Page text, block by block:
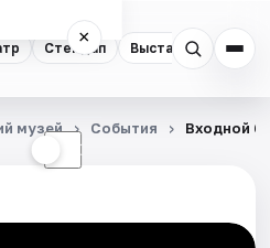
Стендап Выставки
×
☾
музей События Входной